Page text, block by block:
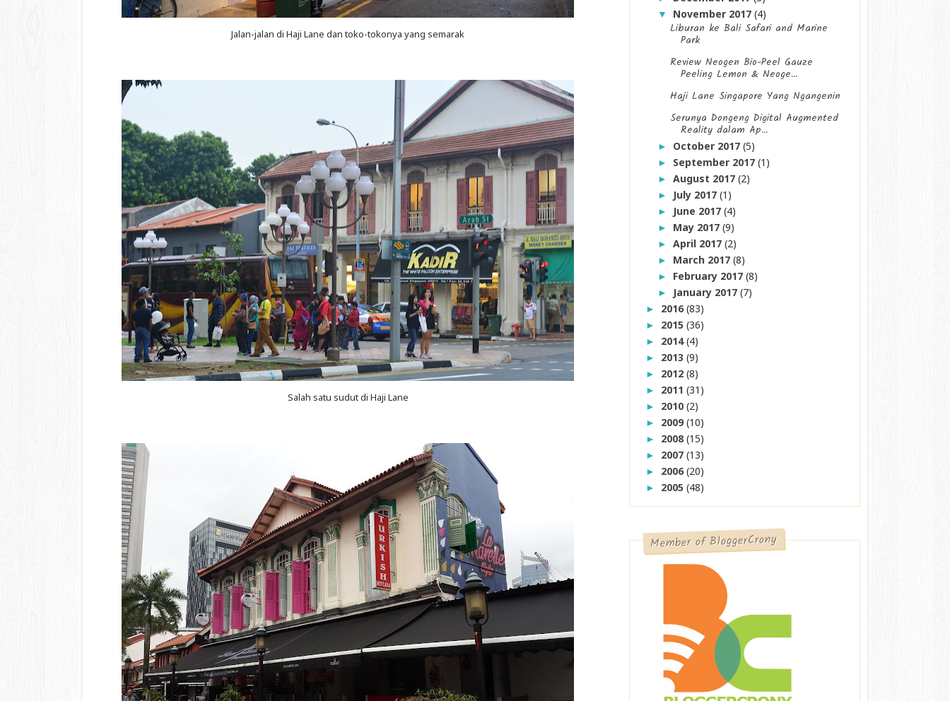
Jalan-jalan di Haji Lane dan toko-tokonya yang semarak
Salah satu sudut di Haji Lane
▼ November 2017(4)
Liburan ke Bali Safari and Marine
Park
Review Neogen Bio-Peel Gauze
Peeling Lemon & Neoge...
Haji Lane Singapore Yang Ngangenin
Serunya Dongeng Digital Augmented
Reality dalam Ap...
► October 2017(5)
► September 2017(1)
►August 2017(2)
► July 2017(1)
► June 2017(4)
► May 2017(9)
►April 2017(2)
► March 2017(8)
► February 2017(8)
► January 2017(7)
► 2016(83)
► 2015(36)
► 2014(4)
► 2013(9)
► 2012(8)
► 2011(31)
► 2010(2)
► 2009(10)
► 2008(15)
► 2007(13)
► 2006(20)
► 2005(48)
Member of BloggerCrony